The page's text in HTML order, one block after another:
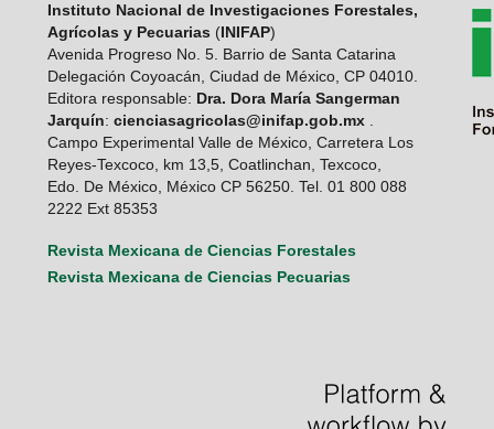
Instituto Nacional de Investigaciones Forestales,
Agrícolas y Pecuarias (INIFAP)
Avenida Progreso No. 5. Barrio de Santa Catarina
Delegación Coyoacán, Ciudad de México, CP 04010.
Editora responsable: Dra. Dora María Sangerman
Jarquín: cienciasagricolas@inifap.gob.mx.
Campo Experimental Valle de México, Carretera Los
Reyes-Texcoco, km 13,5, Coatlinchan, Texcoco,
Edo. De México, México CP 56250. Tel. 01 800 088
2222 Ext 85353
Revista Mexicana de Ciencias Forestales
Revista Mexicana de Ciencias Pecuarias